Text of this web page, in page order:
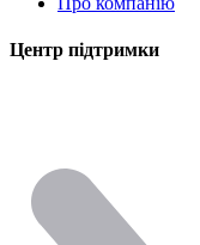
Центр підтримки